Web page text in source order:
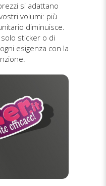
si adattano
volumi: più
diminuisce.
sticker o di
esigenza con la